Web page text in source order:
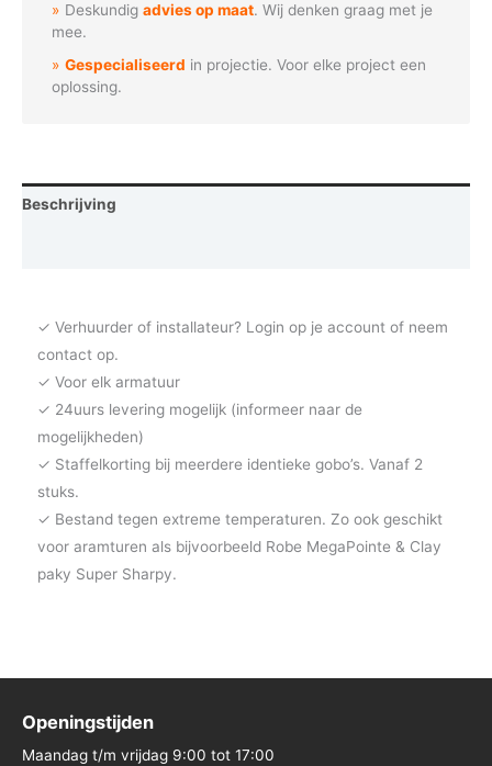
Deskundigadvies op maat. Wij denken graag met je
mee.
Gespecialiseerd in projectie. Voor elke project een
oplossing.
Beschrijving
✓ Verhuurder of installateur? Login op je account of neem
contact op.
✓ Voor elk armatuur
✓ 24uurs levering mogelijk (informeer naar de
mogelijkheden)
✓ Staffelkorting bij meerdere identieke gobo’s. Vanaf 2
stuks.
✓ Bestand tegen extreme temperaturen. Zo ook geschikt
voor aramturen als bijvoorbeeld Robe MegaPointe & Clay
paky Super Sharpy.
Openingstijden
Maandag t/m vrijdag 9:00 tot 17:00